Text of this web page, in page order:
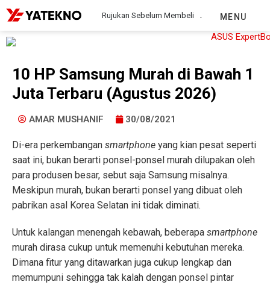
Rujukan Sebelum Membeli MENU
10 HP Samsung Murah di Bawah 1
Juta Terbaru (Agustus 2026)
AMAR MUSHANIF 30/08/2021
Di-era perkembangan smartphone yang kian pesat seperti
saat ini, bukan berarti ponsel-ponsel murah dilupakan oleh
para produsen besar, sebut saja Samsung misalnya.
Meskipun murah, bukan berarti ponsel yang dibuat oleh
pabrikan asal Korea Selatan ini tidak diminati.
Untuk kalangan menengah kebawah, beberapa smartphone
murah dirasa cukup untuk memenuhi kebutuhan mereka.
Dimana fitur yang ditawarkan juga cukup lengkap dan
memumpuni sehingga tak kalah dengan ponsel pintar